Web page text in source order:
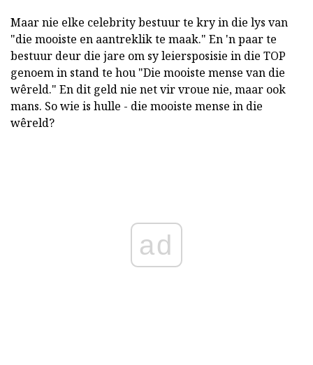
Maar nie elke celebrity bestuur te kry in die lys van
"die mooiste en aantreklik te maak." En 'n paar te
bestuur deur die jare om sy leiersposisie in die TOP
genoem in stand te hou "Die mooiste mense van die
wêreld." En dit geld nie net vir vroue nie, maar ook
mans. So wie is hulle - die mooiste mense in die
wêreld?
ad